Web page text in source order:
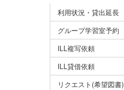
利用状況・貸出延長
グループ学習室予約
ILL複写依頼
ILL貸借依頼
リクエスト(希望図書)